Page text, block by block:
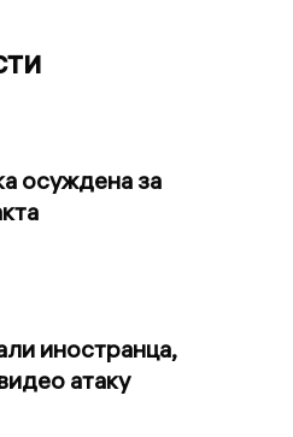
осуждена за
иностранца,
атаку